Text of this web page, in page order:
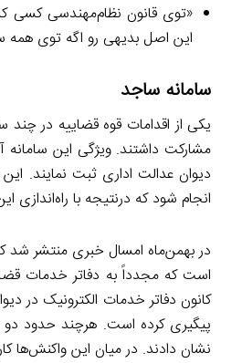
«توی قانون نظام‌مهندسی کسی
این اصل بدیهی رو اگه توی همه
سامانه ساجد
یکی از اقدامات قوه قضاییه در چند
مشارکت داشتند. ویژگی این
دیوان عدالت اداری ثبت نمایند.
انجام شود که درنتیجه با
در بهمن‌ماه امسال خبری منتشر شد
است که مجدداً به دفاتر خدمات
کانون دفاتر خدمات الکترونیک در
پیگیری کرده است. هرچند حدود دو
نشان دادند. در میان این واکنش‌ها